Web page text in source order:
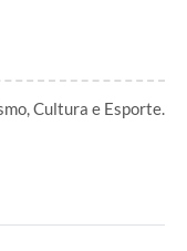
Cultura e Esporte.